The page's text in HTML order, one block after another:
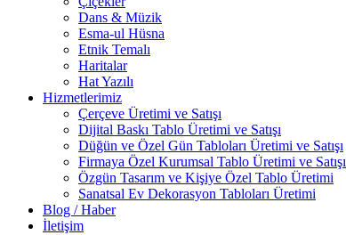
Dans & Müzik
Esma-ul Hüsna
Etnik Temalı
Haritalar
Hat Yazılı
Hizmetlerimiz
Çerçeve Üretimi ve Satışı
Dijital Baskı Tablo Üretimi ve Satışı
Düğün ve Özel Gün Tabloları Üretimi ve Satışı
Firmaya Özel Kurumsal Tablo Üretimi ve Satışı
Özgün Tasarım ve Kişiye Özel Tablo Üretimi
Sanatsal Ev Dekorasyon Tabloları Üretimi
Blog / Haber
İletişim